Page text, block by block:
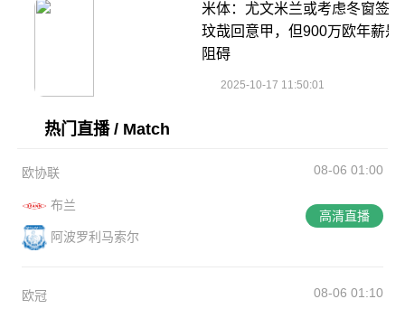
米体：尤文米兰或考虑冬窗签金
玟哉回意甲，但900万欧年薪是
阻碍
2025-10-17 11:50:01
热门直播 / Match
欧协联 08-06 01:00
布兰
阿波罗利马索尔
高清直播
欧冠 08-06 01:10